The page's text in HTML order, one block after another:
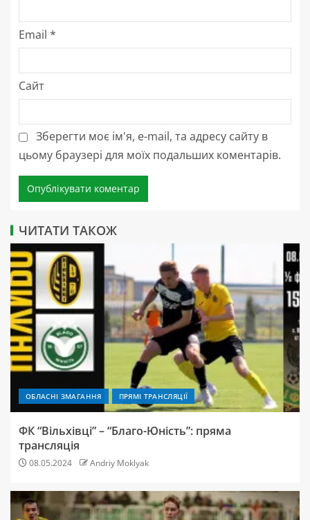
Email *
Сайт
Зберегти моє ім'я, e-mail, та адресу сайту в
цьому браузері для моїх подальших коментарів.
ЧИТАТИ ТАКОЖ
ОБЛАСНІ ЗМАГАННЯ ПРЯМІ ТРАНСЛЯЦІЇ
ФК “Вільхівці” – “Благо-Юність”: пряма
трансляція
08.05.2024 Andriy Moklyak